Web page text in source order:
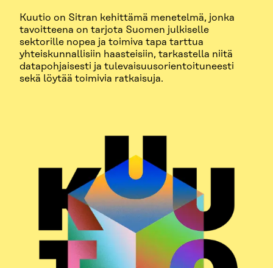
Kuutio on Sitran kehittämä menetelmä, jonka
tavoitteena on tarjota Suomen julkiselle
sektorille nopea ja toimiva tapa tarttua
yhteiskunnallisiin haasteisiin, tarkastella niitä
datapohjaisesti ja tulevaisuusorientoituneesti
sekä löytää toimivia ratkaisuja.